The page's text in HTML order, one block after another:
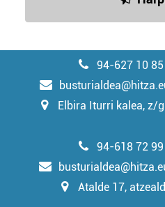
94-627 10
Elbira Iturri kalea, z/
94-618 72
Atalde 17,